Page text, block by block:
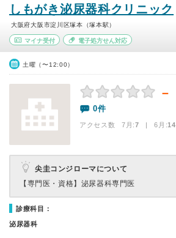
しもがき泌尿器科クリニック
大阪府大阪市淀川区塚本（塚本駅）
マイナ受付 電子処方せん対応
土曜（〜12:00）
－
0件
アクセス数 7月:7 | 6月:14
尖圭コンジローマについて
【専門医・資格】 泌尿器科専門医
診療科目：
泌尿器科